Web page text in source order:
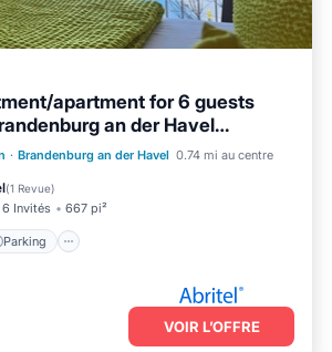
apartment for 6 guests
an der Havel
· Brandenburg an der Havel 0.74 mi au centre
(1 Revue)
6 Invités 667 pi²
Parking
mer
Parking
VOIR L’OFFRE